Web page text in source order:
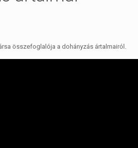
összefoglalója a dohányzás ártalmairól.